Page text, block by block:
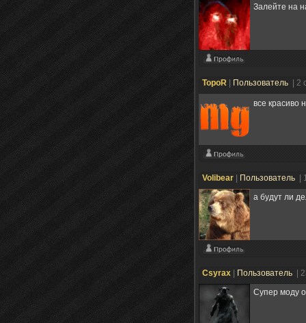
Залейте на
TopoR Пользователь | 2
все красиво
Volibear Пользователь
|
а будут ли
Csyrax Пользователь
|
Супер моду